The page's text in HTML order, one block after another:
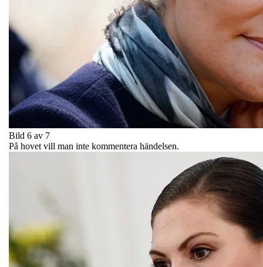
Bild 6 av 7
På hovet vill man inte kommentera händelsen.